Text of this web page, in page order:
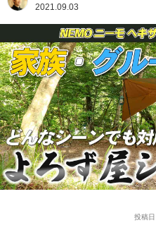
2021.09.03
投稿